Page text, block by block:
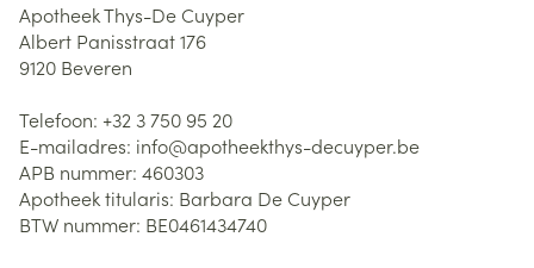
Apotheek Thys-De Cuyper
Albert Panisstraat 176
9120 Beveren
Telefoon: +32 3 750 95 20
E-mailadres: info@apotheekthys-decuyper.be
APB nummer: 460303
Apotheek titularis: Barbara De Cuyper
BTW nummer: BE0461434740